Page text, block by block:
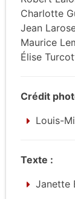
Charlotte
Jean
Maurice
Élise
Crédit
Louis-
Texte :
Janette